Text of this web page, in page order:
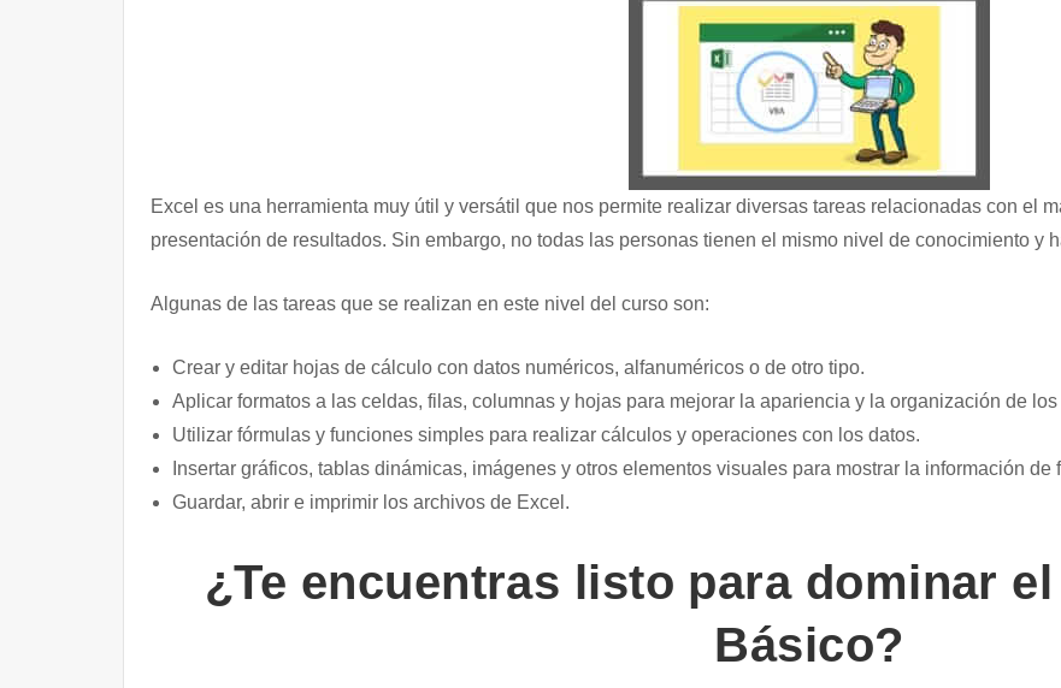
Excel es una herramienta muy útil y versátil que nos permite realizar diversas tareas relacionadas con el
presentación de resultados. Sin embargo, no todas las personas tienen el mismo nivel de conocimiento y
Algunas de las tareas que se realizan en este nivel del curso son:
Crear y editar hojas de cálculo con datos numéricos, alfanuméricos o de otro tipo.
Aplicar formatos a las celdas, filas, columnas y hojas para mejorar la apariencia y la organización de los
Utilizar fórmulas y funciones simples para realizar cálculos y operaciones con los datos.
Insertar gráficos, tablas dinámicas, imágenes y otros elementos visuales para mostrar la información
Guardar, abrir e imprimir los archivos de Excel.
¿Te encuentras listo para dominar
Básico?